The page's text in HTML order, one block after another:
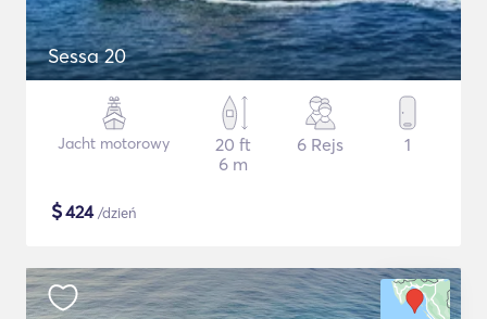
Sessa 20
Jacht motorowy
20 ft
6 m
6 Rejs 1
$424/dzień